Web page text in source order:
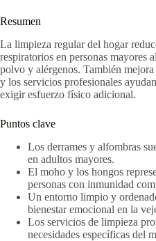
Resumen
La limpieza regular del hogar
respiratorios en personas mayores
polvo y alérgenos. También
y los servicios profesionales
exigir esfuerzo físico adicional.
Puntos clave
Los derrames y alfombras
en adultos mayores.
El moho y los hongos
personas con inmunidad
Un entorno limpio y
bienestar emocional en la
Los servicios de limpieza
necesidades específicas del